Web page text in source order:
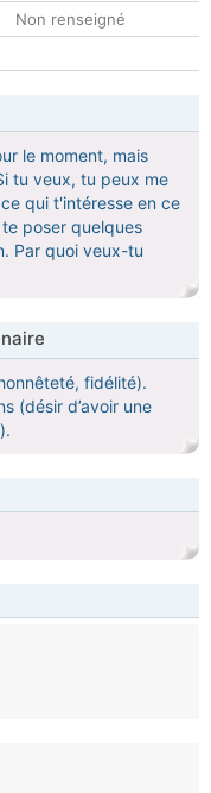
Non renseigné
le moment, mais
tu veux, tu peux me
qui t'intéresse en ce
poser quelques
Par quoi veux-tu
fidélité).
(désir d’avoir une